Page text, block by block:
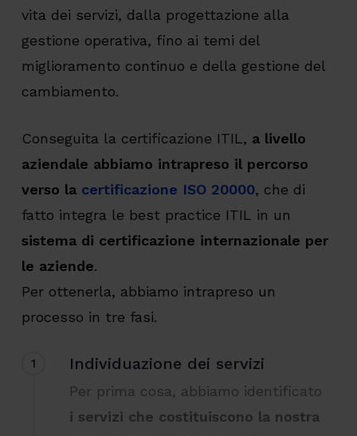
vita dei servizi, dalla progettazione alla
gestione operativa, fino ai temi del
miglioramento continuo e della gestione del
cambiamento.
Conseguita la certificazione ITIL, a livello
aziendale abbiamo intrapreso il percorso
verso la certificazione ISO 20000, che di
fatto integra le best practice ITIL in un
sistema di certificazione internazionale per
le aziende.
Per ottenerla, abbiamo intrapreso un
processo in tre fasi.
1 Individuazione dei servizi
Per prima cosa, abbiamo identificato
i servizi che costituiscono la nostra